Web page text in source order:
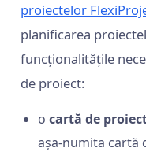
proiectelor
planificarea
funcționalitățile
de proiect:
o cartă de
așa-numita cartă